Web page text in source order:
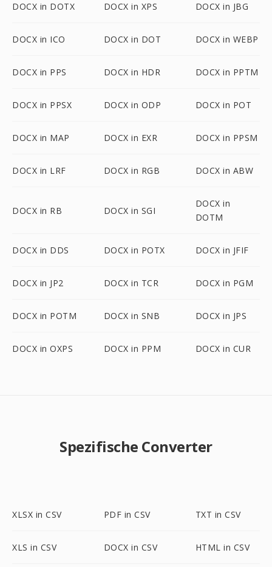
DOCX in DOTX DOCX in XPS DOCX in JBG
DOCX in ICO DOCX in DOT DOCX in WEBP
DOCX in PPS DOCX in HDR DOCX in PPTM
DOCX in PPSX DOCX in ODP DOCX in POT
DOCX in MAP DOCX in EXR DOCX in PPSM
DOCX in LRF DOCX in RGB DOCX in ABW
DOCX in RB DOCX in SGI
DOCX in
DOTM
DOCX in DDS DOCX in POTX DOCX in JFIF
DOCX in JP2 DOCX in TCR DOCX in PGM
DOCX in POTM DOCX in SNB DOCX in JPS
DOCX in OXPS DOCX in PPM DOCX in CUR
Spezifische Converter
XLSX in CSV PDF in CSV TXT in CSV
XLS in CSV DOCX in CSV HTML in CSV